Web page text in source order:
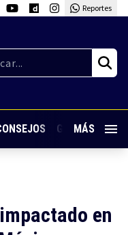
Reportes
GUARDIA
MÁS
en